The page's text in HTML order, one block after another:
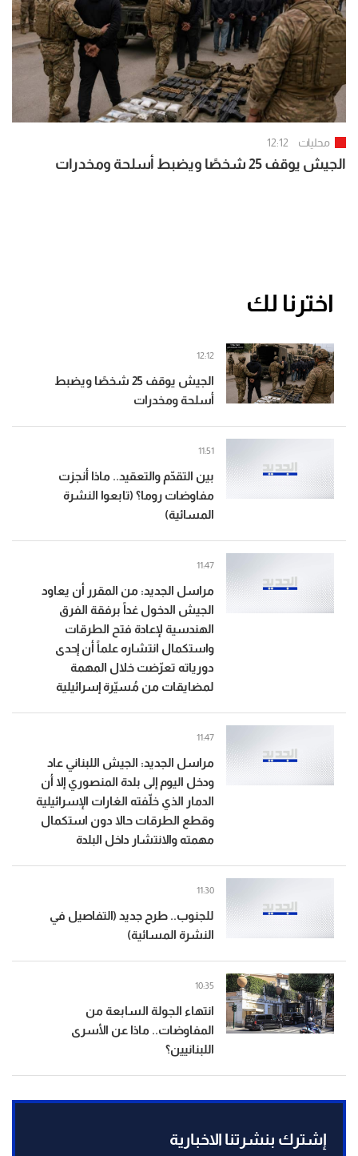
محليات 12:12
الجيش يوقف 25 شخصًا ويضبط أسلحة ومخدرات
اخترنا لك
الجيش يوقف 25 شخصًا ويضبط
أسلحة ومخدرات
12:12
بين التقدّم والتعقيد.. ماذا أنجزت
مفاوضات روما؟ (تابعوا النشرة
المسائية)
11:51
مراسل الجديد: من المقرر أن يعاود
الجيش الدخول غداً برفقة الفرق
الهندسية لإعادة فتح الطرقات
واستكمال انتشاره علماً أن إحدى
دورياته تعرّضت خلال المهمة
لمضايقات من مُسيّرة إسرائيلية
11:47
مراسل الجديد: الجيش اللبناني عاد
ودخل اليوم إلى بلدة المنصوري إلا أن
الدمار الذي خلّفته الغارات الإسرائيلية
وقطع الطرقات حالا دون استكمال
مهمته والانتشار داخل البلدة
11:47
للجنوب.. طرح جديد (التفاصيل في
النشرة المسائية)
11:30
انتهاء الجولة السابعة من
المفاوضات.. ماذا عن الأسرى
اللبنانيين؟
10:35
إشترك بنشرتنا الاخبارية